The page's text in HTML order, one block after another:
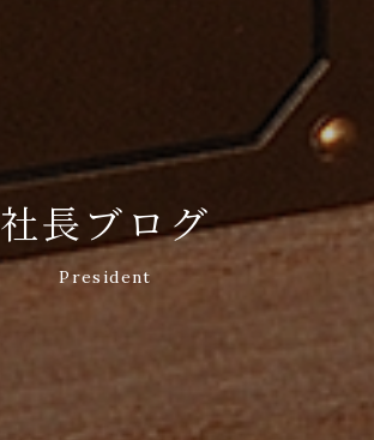
社長ブログ
President